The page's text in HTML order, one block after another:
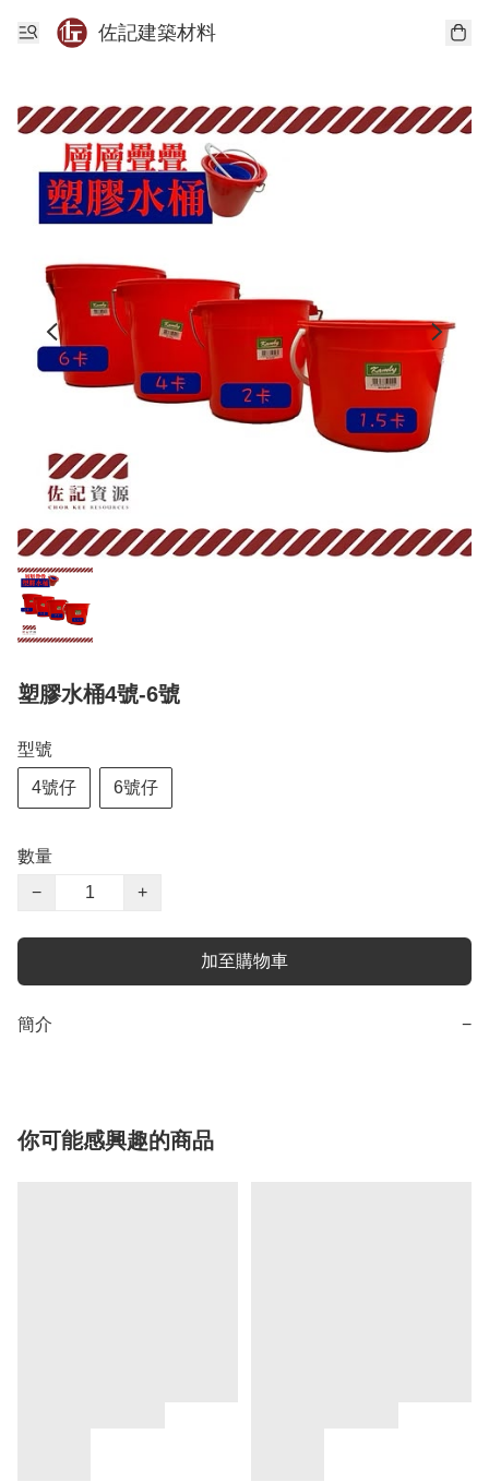
佐記建築材料
塑膠水桶4號-6號
型號
4號仔 6號仔
數量
−
+
加至購物車
簡介 −
你可能感興趣的商品